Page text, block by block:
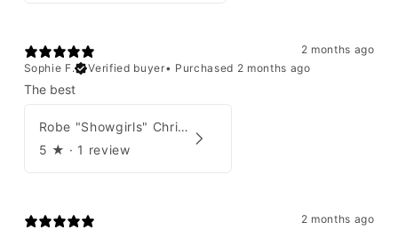
2 months ago
Sophie F.
Verified buyer• Purchased 2 months ago
The best
Robe "Showgirls" Christian Dior par John Galliano Été 2003
5 ★ · 1 review
2 months ago